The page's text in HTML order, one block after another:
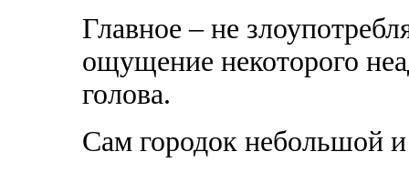
Главное – не
ощущение некоторого
голова.
Сам городок небольшой